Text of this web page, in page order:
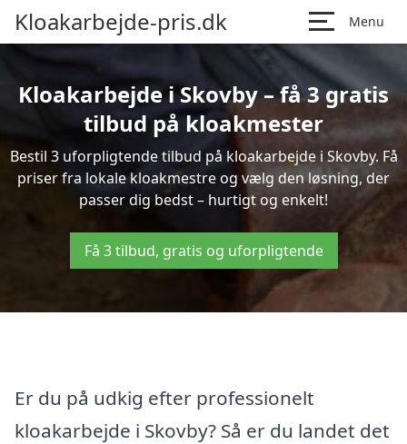
Kloakarbejde-pris.dk Menu
Kloakarbejde i Skovby – få 3 gratis
tilbud på kloakmester
Bestil 3 uforpligtende tilbud på kloakarbejde i Skovby. Få
priser fra lokale kloakmestre og vælg den løsning, der
passer dig bedst – hurtigt og enkelt!
Få 3 tilbud, gratis og uforpligtende
Er du på udkig efter professionelt
kloakarbejde i Skovby? Så er du landet det